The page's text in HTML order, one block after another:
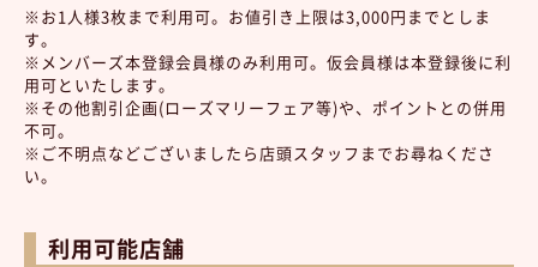
※お1人様3枚まで利用可。お値引き上限は3,000円までとしま
す。
※メンバーズ本登録会員様のみ利用可。仮会員様は本登録後に利
用可といたします。
※その他割引企画(ローズマリーフェア等)や、ポイントとの併用
不可。
※ご不明点などございましたら店頭スタッフまでお尋ねくださ
い。
利用可能店舗